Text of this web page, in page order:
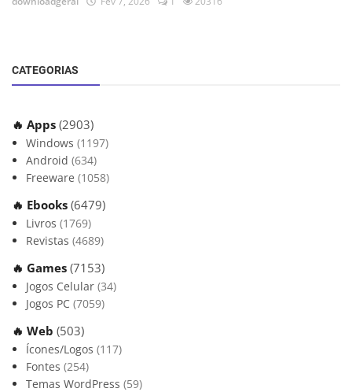
CATEGORIAS
🔥 Apps (2903)
Windows (1197)
Android (634)
Freeware (1058)
🔥 Ebooks (6479)
Livros (1769)
Revistas (4689)
🔥 Games (7153)
Jogos Celular (34)
Jogos PC (7059)
🔥 Web (503)
Ícones/Logos (117)
Fontes (254)
Temas WordPress (59)